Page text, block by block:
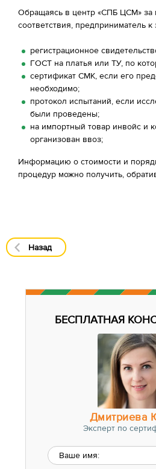
Обращаясь в центр «СПБ ЦСМ»
соответствия, предприниматель
регистрационное
ГОСТ на платья или ТУ, по
сертификат СМК, если его
необходимо;
протокол испытаний, если
были проведены;
на импортный товар инвойс и
организован ввоз;
Информацию о стоимости и
процедур можно получить,
Назад
БЕСПЛАТНАЯ
Дмитриева
Эксперт по